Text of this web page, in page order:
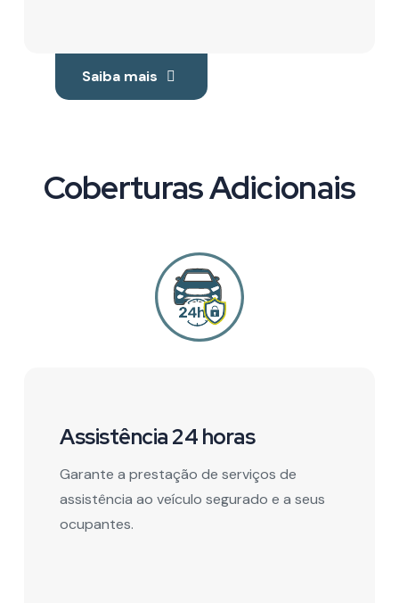
Saiba mais
Coberturas Adicionais
Assistência 24 horas
Garante a prestação de serviços de
assistência ao veículo segurado e a seus
ocupantes.